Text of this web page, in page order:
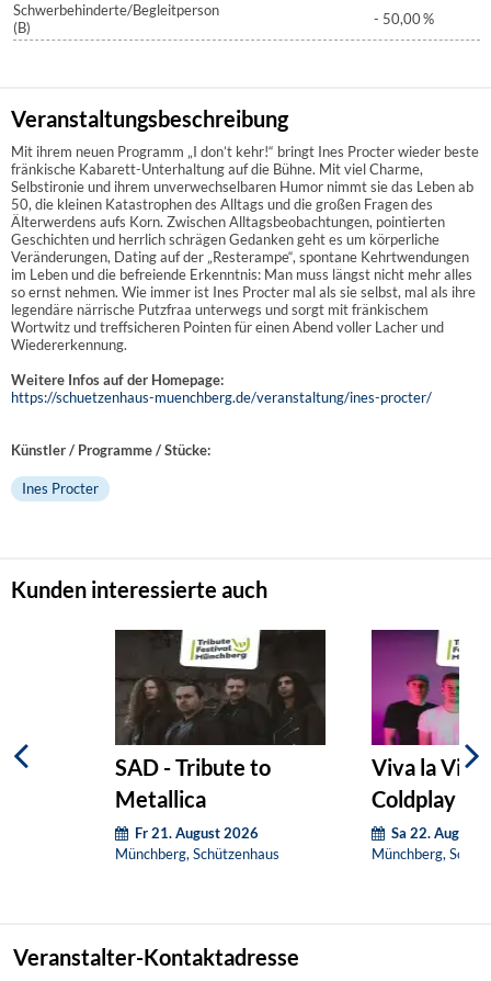
Schwerbehinderte/Begleitperson
(B)
- 50,00%
Veranstaltungsbeschreibung
Mit ihrem neuen Programm „I don’t kehr!“ bringt Ines Procter wieder beste
fränkische Kabarett-Unterhaltung auf die Bühne. Mit viel Charme,
Selbstironie und ihrem unverwechselbaren Humor nimmt sie das Leben ab
50, die kleinen Katastrophen des Alltags und die großen Fragen des
Älterwerdens aufs Korn. Zwischen Alltagsbeobachtungen, pointierten
Geschichten und herrlich schrägen Gedanken geht es um körperliche
Veränderungen, Dating auf der „Resterampe“, spontane Kehrtwendungen
im Leben und die befreiende Erkenntnis: Man muss längst nicht mehr alles
so ernst nehmen. Wie immer ist Ines Procter mal als sie selbst, mal als ihre
legendäre närrische Putzfraa unterwegs und sorgt mit fränkischem
Wortwitz und treffsicheren Pointen für einen Abend voller Lacher und
Wiedererkennung.
Weitere Infos auf der Homepage:
https://schuetzenhaus-muenchberg.de/veranstaltung/ines-procter/
Künstler / Programme / Stücke:
Ines Procter
Kunden interessierte auch
SAD - Tribute to
Metallica
Fr 21. August 2026
Münchberg, Schützenhaus
Viva la
Coldplay
Sa 22. August
Münchberg,
Veranstalter-Kontaktadresse